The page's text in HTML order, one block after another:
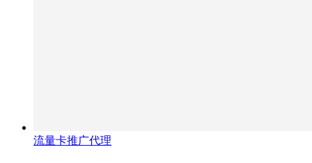
流量卡推广代理